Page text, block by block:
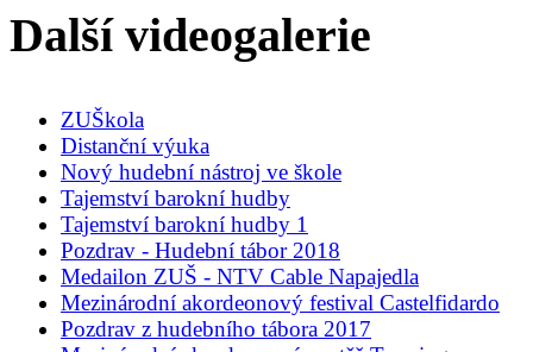
Další videogalerie
ZUŠkola
Distanční výuka
Nový hudební nástroj ve škole
Tajemství barokní hudby
Tajemství barokní hudby 1
Pozdrav - Hudební tábor 2018
Medailon ZUŠ - NTV Cable Napajedla
Mezinárodní akordeonový festival Castelfidardo
Pozdrav z hudebního tábora 2017